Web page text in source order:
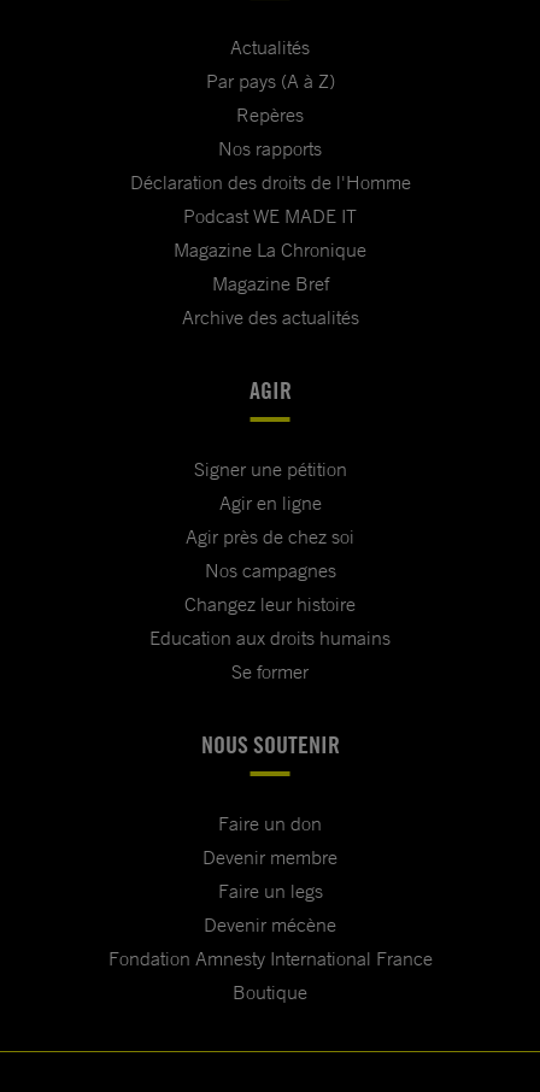
Actualités
Par pays (A à Z)
Repères
Nos rapports
Déclaration des droits de l'Homme
Podcast WE MADE IT
Magazine La Chronique
Magazine Bref
Archive des actualités
AGIR
Signer une pétition
Agir en ligne
Agir près de chez soi
Nos campagnes
Changez leur histoire
Education aux droits humains
Se former
NOUS SOUTENIR
Faire un don
Devenir membre
Faire un legs
Devenir mécène
Fondation Amnesty International France
Boutique